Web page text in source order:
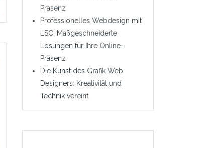
Präsenz
Professionelles Webdesign mit
LSC: Maßgeschneiderte
Lösungen für Ihre Online-
Präsenz
Die Kunst des Grafik Web
Designers: Kreativität und
Technik vereint